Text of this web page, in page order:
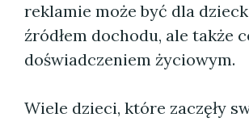
reklamie może być dla
źródłem dochodu, ale także
doświadczeniem życiowym.
Wiele dzieci, które zaczęły